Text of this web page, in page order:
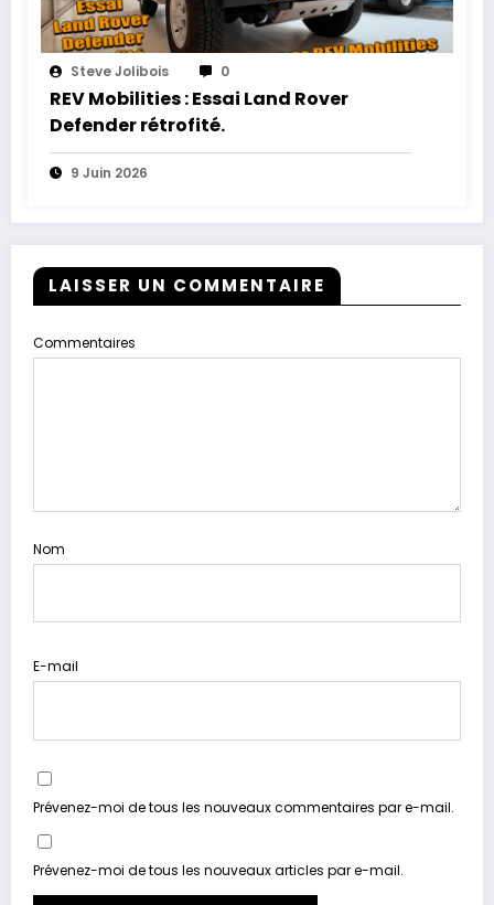
Steve Jolibois 0
REV Mobilities : Essai Land Rover
Defender rétrofité.
9 Juin 2026
LAISSER UN COMMENTAIRE
Commentaires
Nom
E-mail
Prévenez-moi de tous les nouveaux commentaires par e-mail.
Prévenez-moi de tous les nouveaux articles par e-mail.